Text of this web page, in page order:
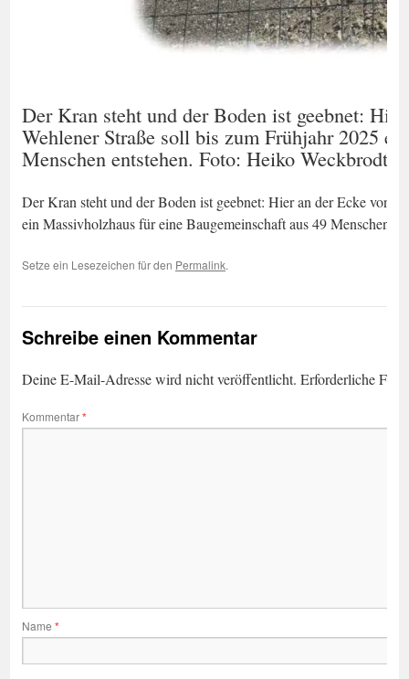
Der Kran steht und der Boden ist geebnet:
Wehlener Straße soll bis zum Frühjahr 2025
Menschen entstehen. Foto: Heiko Weckbrodt
Der Kran steht und der Boden ist geebnet: Hier an der Ecke von
ein Massivholzhaus für eine Baugemeinschaft aus 49 Menschen
Setze ein Lesezeichen für den Permalink.
Schreibe einen Kommentar
Deine E-Mail-Adresse wird nicht veröffentlicht. Erforderliche
Kommentar*
Name *